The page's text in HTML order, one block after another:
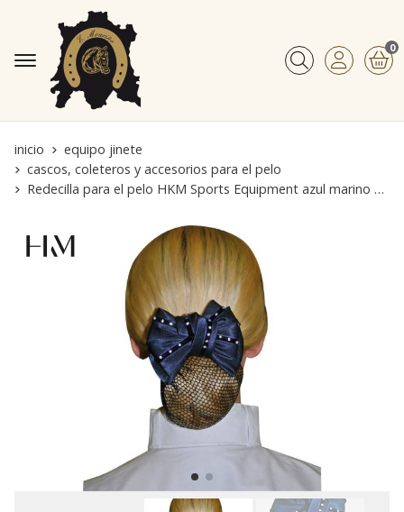
Buscar
0
inicio
equipo jinete
cascos, coleteros y accesorios para el pelo
Redecilla para el pelo HKM Sports Equipment azul marino con brillantes sintéticos